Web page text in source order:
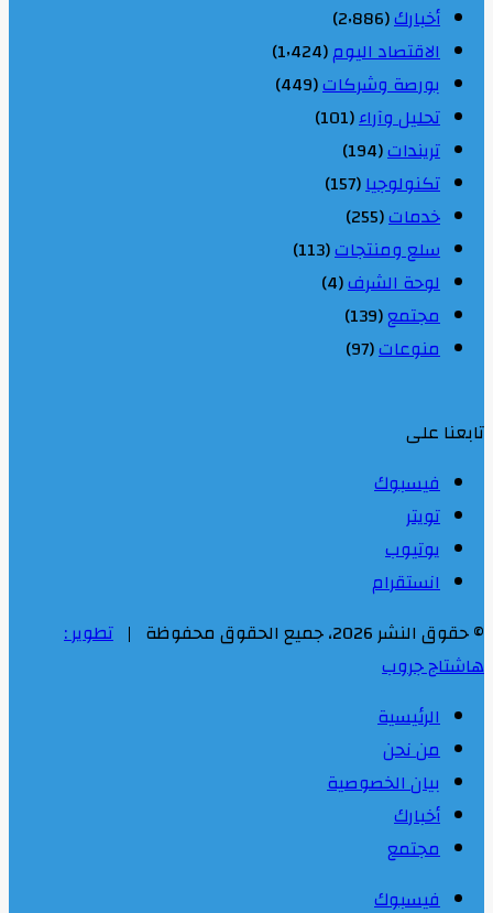
أخبارك(2٬886)
الاقتصاد اليوم(1٬424)
بورصة وشركات(449)
تحليل وآراء(101)
تريندات(194)
تكنولوجيا(157)
خدمات(255)
سلع ومنتجات(113)
لوحة الشرف(4)
مجتمع(139)
منوعات(97)
تابعنا على
فيسبوك
تويتر
يوتيوب
انستقرام
© حقوق النشر 2026، جميع الحقوق محفوظة |
تطوير :
هاشتاج جروب
الرئيسية
من نحن
بيان الخصوصية
أخبارك
مجتمع
فيسبوك